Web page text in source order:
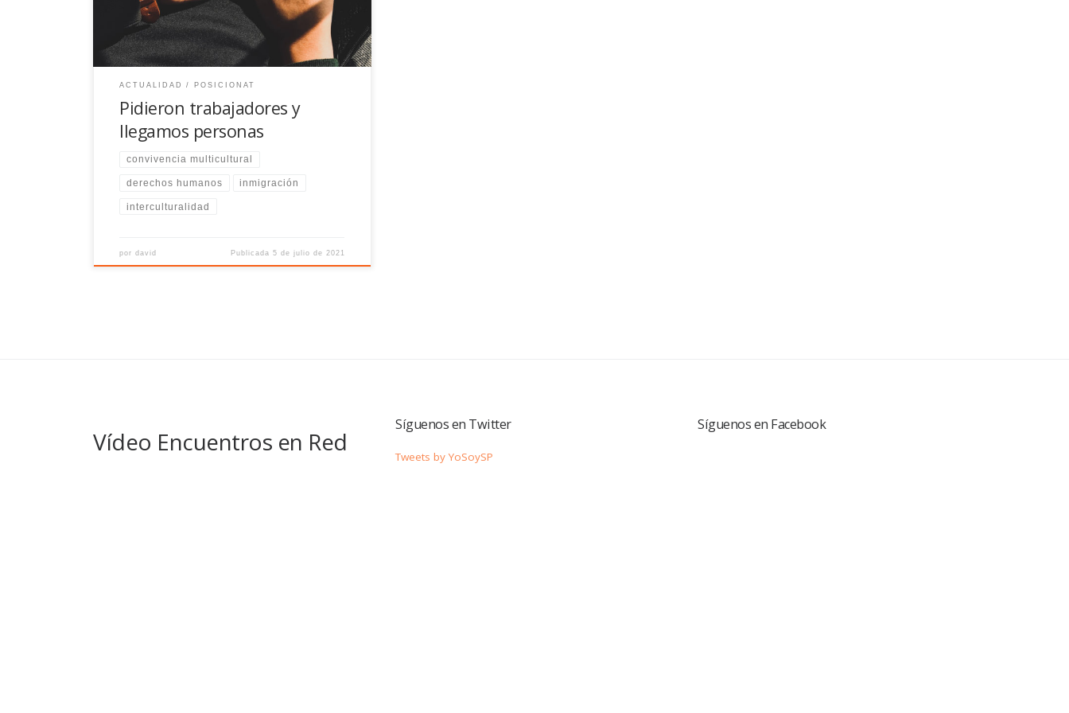
ACTUALIDAD POSICIONAT
Pidieron trabajadores y
llegamos personas
convivencia multicultural
derechos humanos inmigración
interculturalidad
pordavid Publicada 5 de julio de 2021
Vídeo Encuentros en Red
Síguenos en Twitter
Tweets by YoSoySP
Síguenos en Facebook